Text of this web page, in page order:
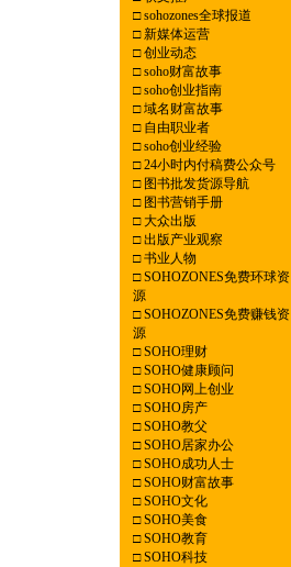
□sohozones全球报道
□新媒体运营
□创业动态
□soho财富故事
□soho创业指南
□域名财富故事
□自由职业者
□soho创业经验
□24小时内付稿费公众号
□图书批发货源导航
□图书营销手册
□大众出版
□出版产业观察
□书业人物
□SOHOZONES免费环球资
源
□SOHOZONES免费赚钱资
源
□SOHO理财
□SOHO健康顾问
□SOHO网上创业
□SOHO房产
□SOHO教父
□SOHO居家办公
□SOHO成功人士
□SOHO财富故事
□SOHO文化
□SOHO美食
□SOHO教育
□SOHO科技